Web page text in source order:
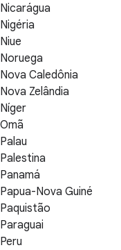
Nicarágua
Nigéria
Niue
Noruega
Nova Caledônia
Nova Zelândia
Níger
Omã
Palau
Palestina
Panamá
Papua-Nova Guiné
Paquistão
Paraguai
Peru